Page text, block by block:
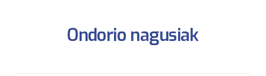
Ondorio nagusiak